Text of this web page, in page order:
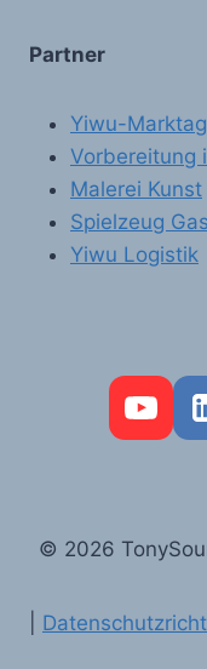
Partner
Yiwu-
Vorbereitung
Malerei Kunst
Spielzeug
Yiwu Logistik
© 2026